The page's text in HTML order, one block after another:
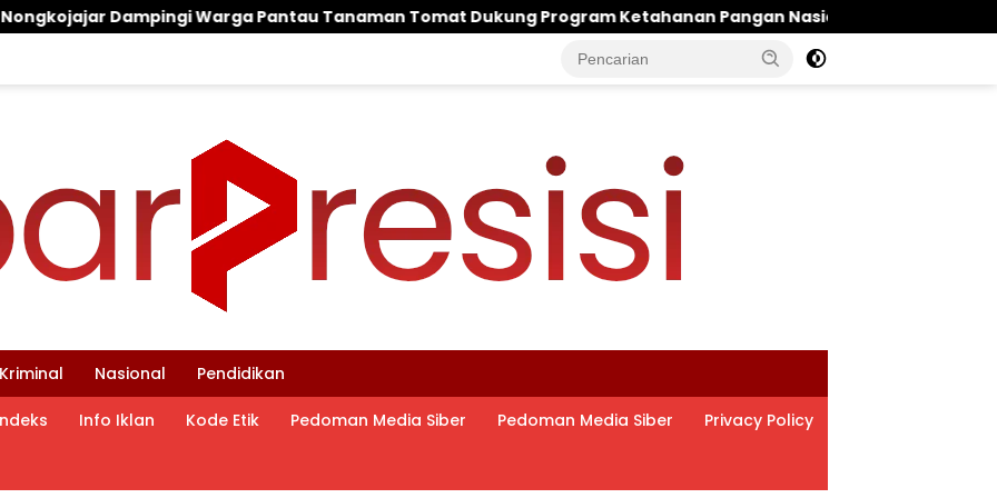
Tanaman Tomat Dukung Program Ketahanan Pangan Nasional ‎Bos Muslim Datangi Rumah Duka,
Kriminal Nasional Pendidikan
Info Iklan Kode Etik Pedoman Media Siber Pedoman Media Siber Privacy Policy